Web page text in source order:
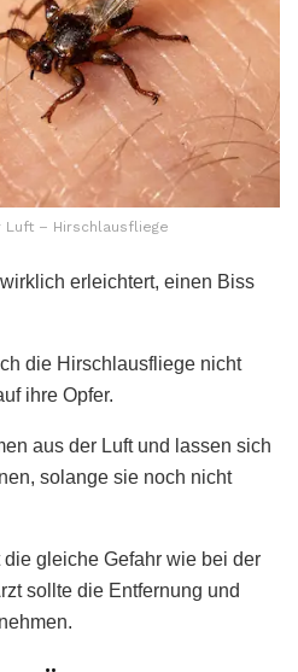
Luft – Hirschlausfliege
erleichtert, einen Biss
die Hirschlausfliege nicht
ihre Opfer.
aus der Luft und lassen sich
solange sie noch nicht
gleiche Gefahr wie bei der
sollte die Entfernung und